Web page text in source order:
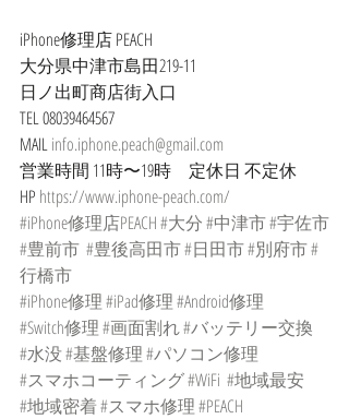
iPhone修理店 PEACH
大分県中津市島田219-11
日ノ出町商店街入口
TEL 08039464567
MAIL info.iphone.peach@gmail.com
営業時間 11時〜19時　定休日 不定休
HP https://www.iphone-peach.com/
#iPhone修理店PEACH#大分#中津市#宇佐市
#豊前市 #豊後高田市#日田市#別府市#
行橋市
#iPhone修理#iPad修理#Android修理
#Switch修理#画面割れ#バッテリー交換
#水没#基盤修理#パソコン修理
#スマホコーティング#WiFi #地域最安
#地域密着#スマホ修理#PEACH